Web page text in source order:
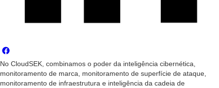
No CloudSEK, combinamos o poder da inteligência cibernética,
monitoramento de marca, monitoramento de superfície de ataque,
monitoramento de infraestrutura e inteligência da cadeia de